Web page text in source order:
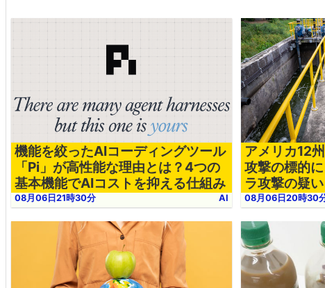
機能を絞ったAIコーディングツール
「Pi」が高性能な理由とは？4つの
基本機能でAIコストを抑える仕組み
08月06日21時30分 AI
アメリカ12
攻撃の標的
ラ攻撃の疑い
08月06日20時30